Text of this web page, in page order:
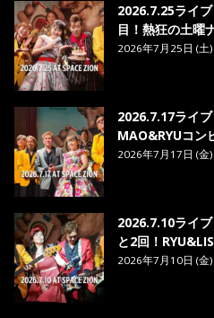
2026.7.25ライ
目！熱狂の土曜
2026年7月25日 (土)
2026.7.17ライ
MAO&RYUコン
2026年7月17日 (金)
2026.7.10ライ
と2回！
2026年7月10日 (金)